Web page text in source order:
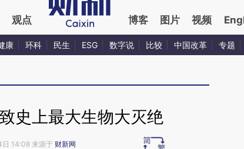
观点 博客 图片 视频
康 环科 民生 ESG 数字说 比较 中国改革 专题
史上最大生物大灭绝
14:08 来源于 财新网